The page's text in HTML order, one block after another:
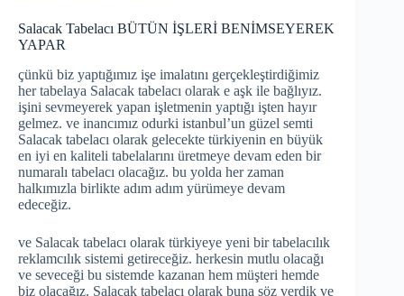
Salacak Tabelacı BÜTÜN İŞLERİ BENİMSEYEREK
YAPAR
çünkü biz yaptığımız işe imalatını gerçekleştirdiğimiz
her tabelaya Salacak tabelacı olarak e aşk ile bağlıyız.
işini sevmeyerek yapan işletmenin yaptığı işten hayır
gelmez. ve inancımız odurki istanbul’un güzel semti
Salacak tabelacı olarak gelecekte türkiyenin en büyük
en iyi en kaliteli tabelalarını üretmeye devam eden bir
numaralı tabelacı olacağız. bu yolda her zaman
halkımızla birlikte adım adım yürümeye devam
edeceğiz.
ve Salacak tabelacı olarak türkiyeye yeni bir tabelacılık
reklamcılık sistemi getireceğiz. herkesin mutlu olacağı
ve seveceği bu sistemde kazanan hem müşteri hemde
biz olacağız. Salacak tabelacı olarak buna söz verdik ve